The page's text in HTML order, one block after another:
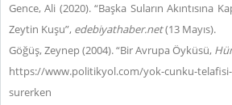
Gence, Ali (2020). “Başka Suların Akıntısına
Zeytin Kuşu”, edebiyathaber.net(13 Mayıs).
Göğüş, Zeynep (2004). “Bir Avrupa Öyküsü,
https://www.politikyol.com/yok-cunku-
surerken